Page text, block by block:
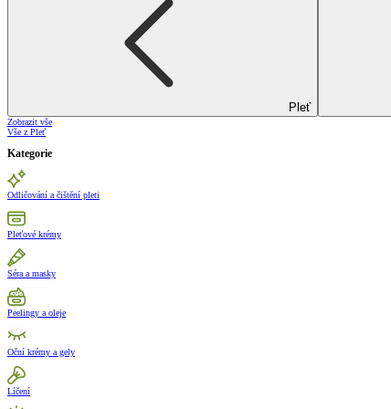
Pleť
Zobrazit vše
Vše z Pleť
Kategorie
Odličování a čištění pleti
Pleťové krémy
Séra a masky
Peelingy a oleje
Oční krémy a gely
Líčení